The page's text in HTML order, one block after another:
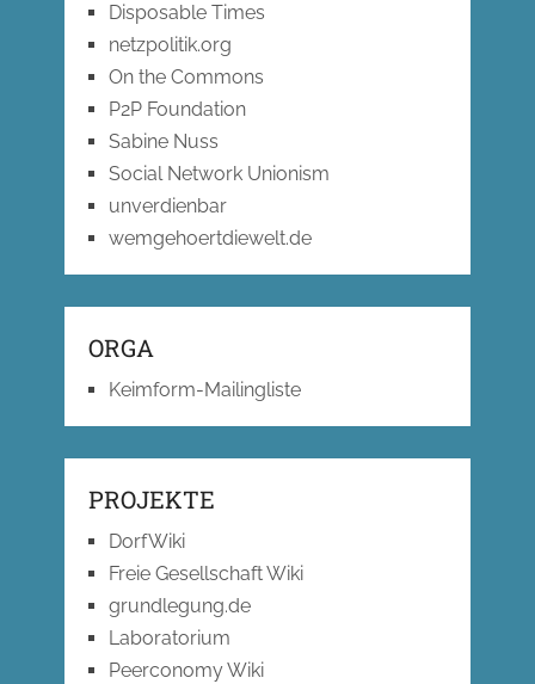
Disposable Times
netzpolitik.org
On the Commons
P2P Foundation
Sabine Nuss
Social Network Unionism
unverdienbar
wemgehoertdiewelt.de
ORGA
Keimform-Mailingliste
PROJEKTE
DorfWiki
Freie Gesellschaft Wiki
grundlegung.de
Laboratorium
Peerconomy Wiki